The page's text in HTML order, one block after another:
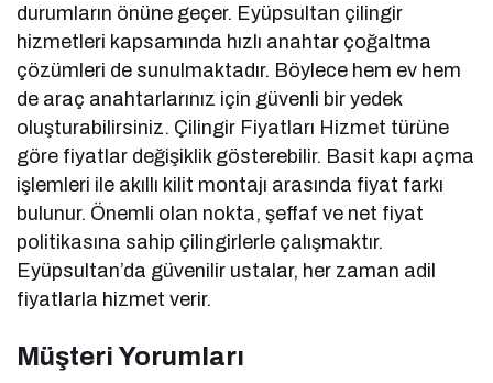
durumların önüne geçer. Eyüpsultan çilingir
hizmetleri kapsamında hızlı anahtar çoğaltma
çözümleri de sunulmaktadır. Böylece hem ev hem
de araç anahtarlarınız için güvenli bir yedek
oluşturabilirsiniz. Çilingir Fiyatları Hizmet türüne
göre fiyatlar değişiklik gösterebilir. Basit kapı açma
işlemleri ile akıllı kilit montajı arasında fiyat farkı
bulunur. Önemli olan nokta, şeffaf ve net fiyat
politikasına sahip çilingirlerle çalışmaktır.
Eyüpsultan’da güvenilir ustalar, her zaman adil
fiyatlarla hizmet verir.
Müşteri Yorumları